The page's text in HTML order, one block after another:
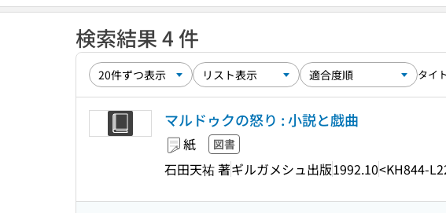
検索結果 4 件
タイ
マルドゥクの怒り : 小説と戯曲
紙 図書
石田天祐 著ギルガメシュ出版1992.10<KH844-